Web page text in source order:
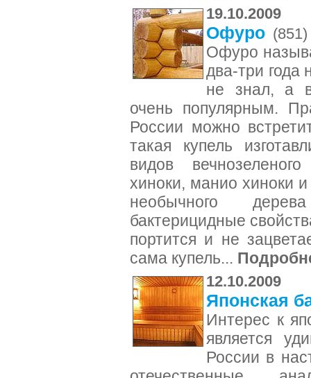
19.10.2009
Офуро (851)
Офуро
два-три года
не знал, а
очень популярным.
России можно
такая купель
видов
хиноки, манио хиноки
необычного
бактерицидные
портится и не
сама купель...
12.10.2009
Японская
Интерес к
является
России в